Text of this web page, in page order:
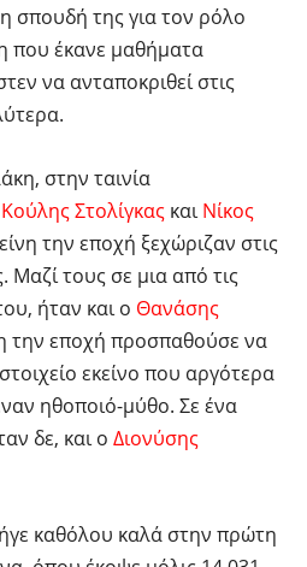
σπουδή της για τον ρόλο
που έκανε μαθήματα
να ανταποκριθεί στις
στην ταινία
Κούλης Στολίγκας καιΝίκος
την εποχή ξεχώριζαν στις
Μαζί τους σε μια από τις
ήταν και ο Θανάσης
την εποχή προσπαθούσε να
εκείνο που αργότερα
ηθοποιό-μύθο. Σε ένα
δε, και ο Διονύσης
καθόλου καλά στην πρώτη